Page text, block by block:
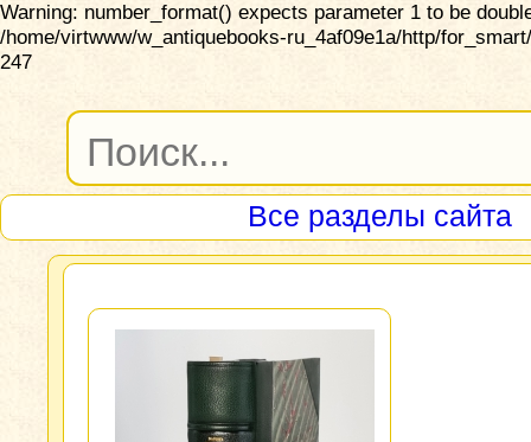
Warning: number_format() expects parameter 1 to be
/home/virtwww/w_antiquebooks-ru_4af09e1a/http/
247
Все разделы сайта